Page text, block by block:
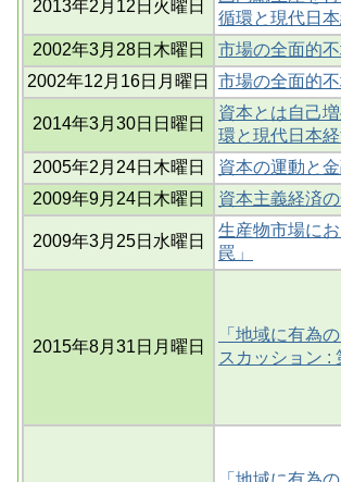
2013年2月12日火曜日
循環と現代日
2002年3月28日木曜日
市場の全面的
2002年12月16日月曜日
市場の全面的
2014年3月30日日曜日
資本とは自己
環と現代日本
2005年2月24日木曜日
資本の運動と
2009年9月24日木曜日
資本主義経済
2009年3月25日水曜日
生産物市場に
罠」
2015年8月31日月曜日
「地域に有為
スカッション :